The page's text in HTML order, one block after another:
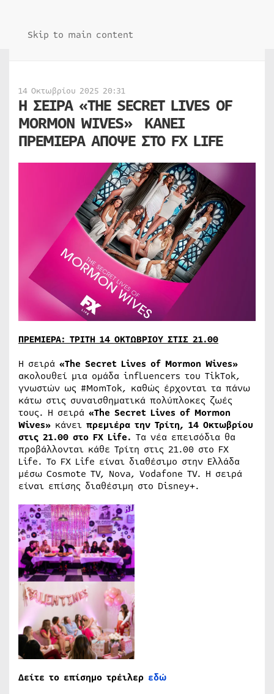
Skip to main content
14 Οκτωβρίου 2025 20:31
Η ΣΕΙΡΑ «THE SECRET LIVES OF
MORMON WIVES» ΚΑΝΕΙ
ΠΡΕΜΙΕΡΑ ΑΠΟΨΕ ΣΤΟ FX LIFE
ΠΡΕΜΙΕΡΑ: ΤΡΙΤΗ 14 ΟΚΤΩΒΡΙΟΥ ΣΤΙΣ 21.00
H σειρά «The Secret Lives of Mormon Wives»
ακολουθεί μια ομάδα influencers του TikTok,
γνωστών ως #MomTok, καθώς έρχονται τα πάνω
κάτω στις συναισθηματικά πολύπλοκες ζωές
τους. Η σειρά «The Secret Lives of Mormon
Wives» κάνει πρεμιέρα την Τρίτη, 14 Οκτωβρίου
στις 21.00 στο FX Life. Τα νέα επεισόδια θα
προβάλλονται κάθε Τρίτη στις 21.00 στο FX
Life. Το FX Life είναι διαθέσιμο στην Ελλάδα
μέσω Cosmote TV, Nova, Vodafone TV. Η σειρά
είναι επίσης διαθέσιμη στο Disney+.
Δείτε το επίσημο τρέιλερ εδώ